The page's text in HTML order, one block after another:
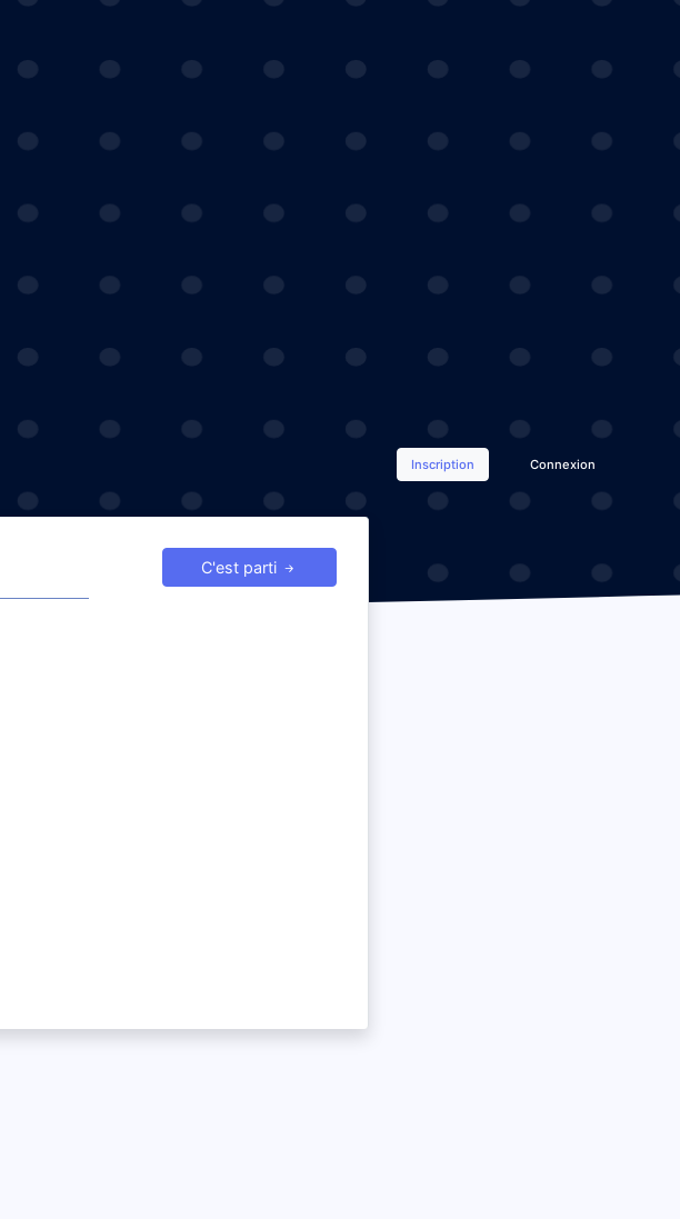
Inscription Connexion
C'est parti